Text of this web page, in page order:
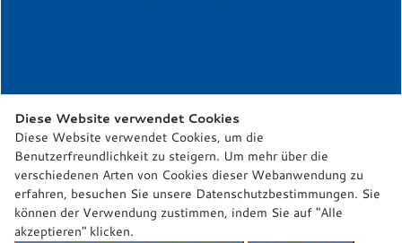
Diese Website verwendet Cookies
Diese Website verwendet Cookies, um die
Benutzerfreundlichkeit zu steigern. Um mehr über die
verschiedenen Arten von Cookies dieser Webanwendung zu
erfahren, besuchen Sie unsere Datenschutzbestimmungen. Sie
können der Verwendung zustimmen, indem Sie auf "Alle
akzeptieren" klicken.